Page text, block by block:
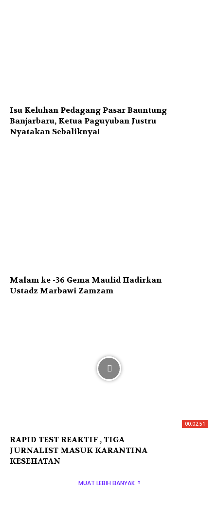
Isu Keluhan Pedagang Pasar Bauntung
Banjarbaru, Ketua Paguyuban Justru
Nyatakan Sebaliknya!
Malam ke -36 Gema Maulid Hadirkan
Ustadz Marbawi Zamzam
00:02:51
RAPID TEST REAKTIF , TIGA
JURNALIST MASUK KARANTINA
KESEHATAN
MUAT LEBIH BANYAK